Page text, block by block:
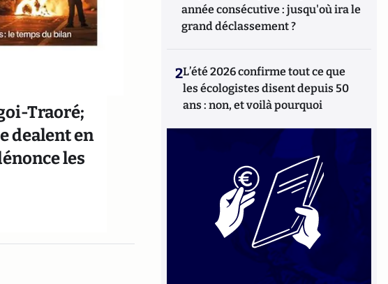
Traoré;
dealent en
les
année consécutive : jusqu'où ira le
grand déclassement ?
2L’été 2026 confirme tout ce que
les écologistes disent depuis 50
ans : non, et voilà pourquoi